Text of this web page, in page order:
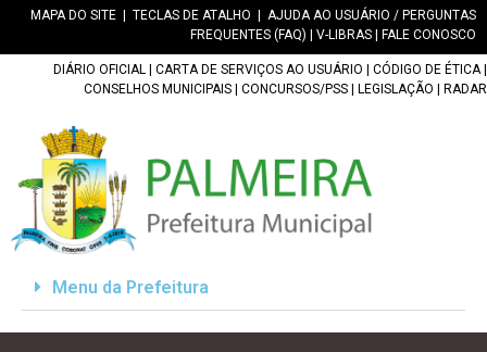
MAPA DO SITE TECLAS DE ATALHO
AJUDA AO USUÁRIO / PERGUNTAS
FREQUENTES (FAQ)
V-LIBRAS FALE CONOSCO
DIÁRIO OFICIAL CARTA DE SERVIÇOS AO USUÁRIO CÓDIGO DE ÉTICA|
CONSELHOS MUNICIPAIS
CONCURSOS/PSS LEGISLAÇÃO RADAR
Menu da Prefeitura